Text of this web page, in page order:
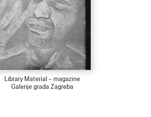
Library Material – magazine
Galerije grada Zagreba